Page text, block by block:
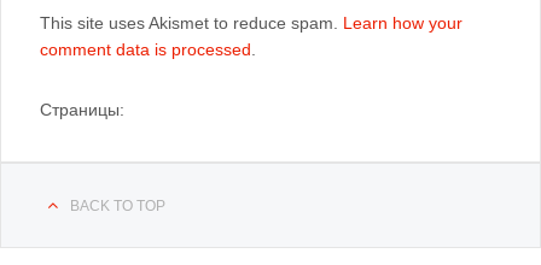
This site uses Akismet to reduce spam. Learn how your
comment data is processed
Страницы:
BACK TO TOP